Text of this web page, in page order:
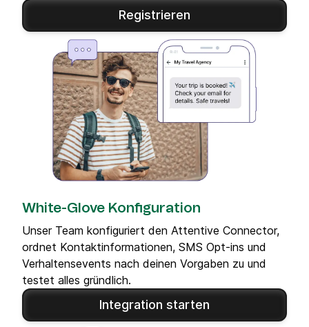
Registrieren
White-Glove Konfiguration
Unser Team konfiguriert den Attentive Connector,
ordnet Kontaktinformationen, SMS Opt-ins und
Verhaltensevents nach deinen Vorgaben zu und
testet alles gründlich.
Integration starten